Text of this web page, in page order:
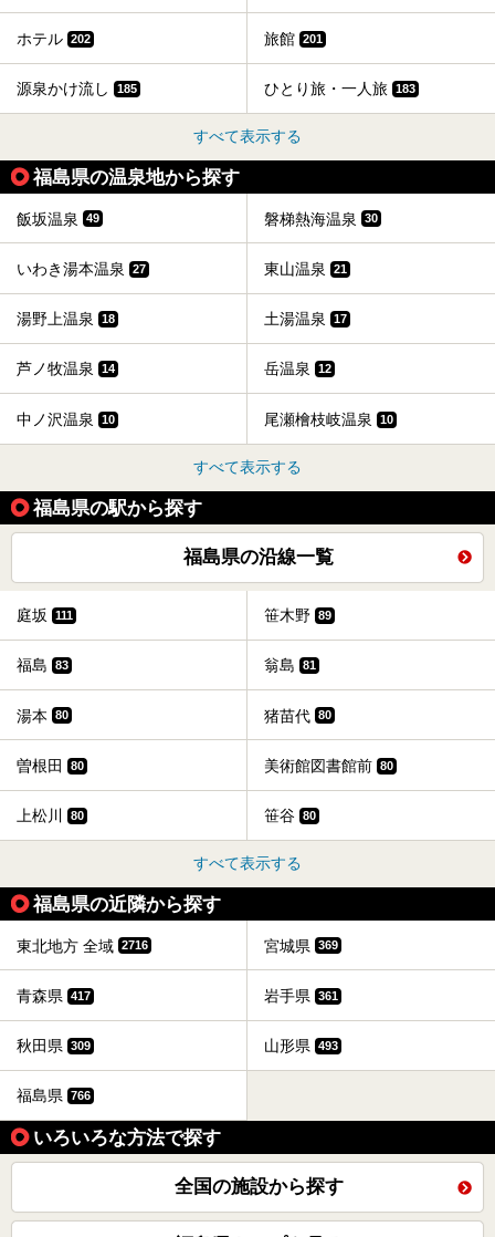
ホテル 202 旅館 201
源泉かけ流し 185 ひとり旅・一人旅 183
すべて表示する
福島県の温泉地から探す
飯坂温泉 49 磐梯熱海温泉 30
いわき湯本温泉 27 東山温泉 21
湯野上温泉 18 土湯温泉 17
芦ノ牧温泉 14 岳温泉 12
中ノ沢温泉 10 尾瀬檜枝岐温泉 10
すべて表示する
福島県の駅から探す
福島県の沿線一覧
庭坂 111 笹木野 89
福島 83 翁島 81
湯本 80 猪苗代 80
曽根田 80 美術館図書館前 80
上松川 80 笹谷 80
すべて表示する
福島県の近隣から探す
東北地方 全域 2716 宮城県 369
青森県 417 岩手県 361
秋田県 309 山形県 493
福島県 766
いろいろな方法で探す
全国の施設から探す